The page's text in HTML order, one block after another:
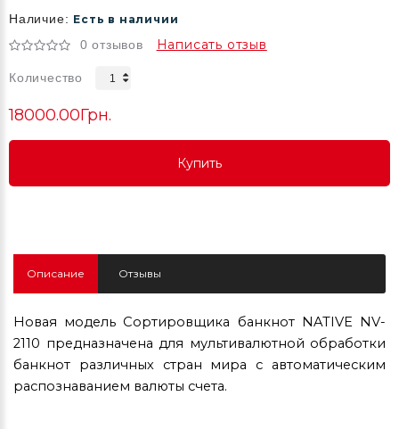
Наличие: Есть в наличии
0 отзывов Написать отзыв
Количество
18000.00Грн.
Купить
Купить
Описание Отзывы
Н овая модель Сортировщика банкнот NATIVE
NV-
2110 предназначена для мультивалютной обработки
банкнот различных стран мира с автоматическим
распознаванием валюты счета.